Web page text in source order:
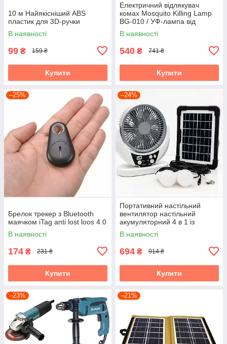
10 м Найякісніший ABS
пластик для 3D-ручки
В наявності
99 ₴ 159 ₴
Купити
Електричний відлякувач
комах Mosquito Killing Lamp
BG-010 / УФ-лампа від
комарів 360° USB / Настінний
знищувач комах
В наявності
540 ₴ 741 ₴
Купити
–25%
Брелок трекер з Bluetooth
маячком iTag anti lost loos 4.0
В наявності
174 ₴ 231 ₴
Купити
–24%
Портативний настільний
вентилятор настільний
акумуляторний 4 в 1 із
сонячною панеллю для
кемпінгу та дому
В наявності
694 ₴ 914 ₴
Купити
–23% –21%